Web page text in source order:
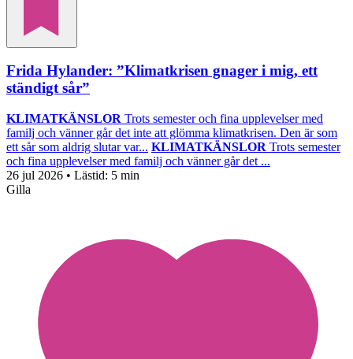
Frida Hylander: ”Klimatkrisen gnager i mig, ett
ständigt sår”
KLIMATKÄNSLOR Trots semester och fina upplevelser med
familj och vänner går det inte att glömma klimatkrisen. Den är som
ett sår som aldrig slutar var... KLIMATKÄNSLOR Trots semester
och fina upplevelser med familj och vänner går det ...
26 jul 2026 • Lästid: 5 min
Gilla